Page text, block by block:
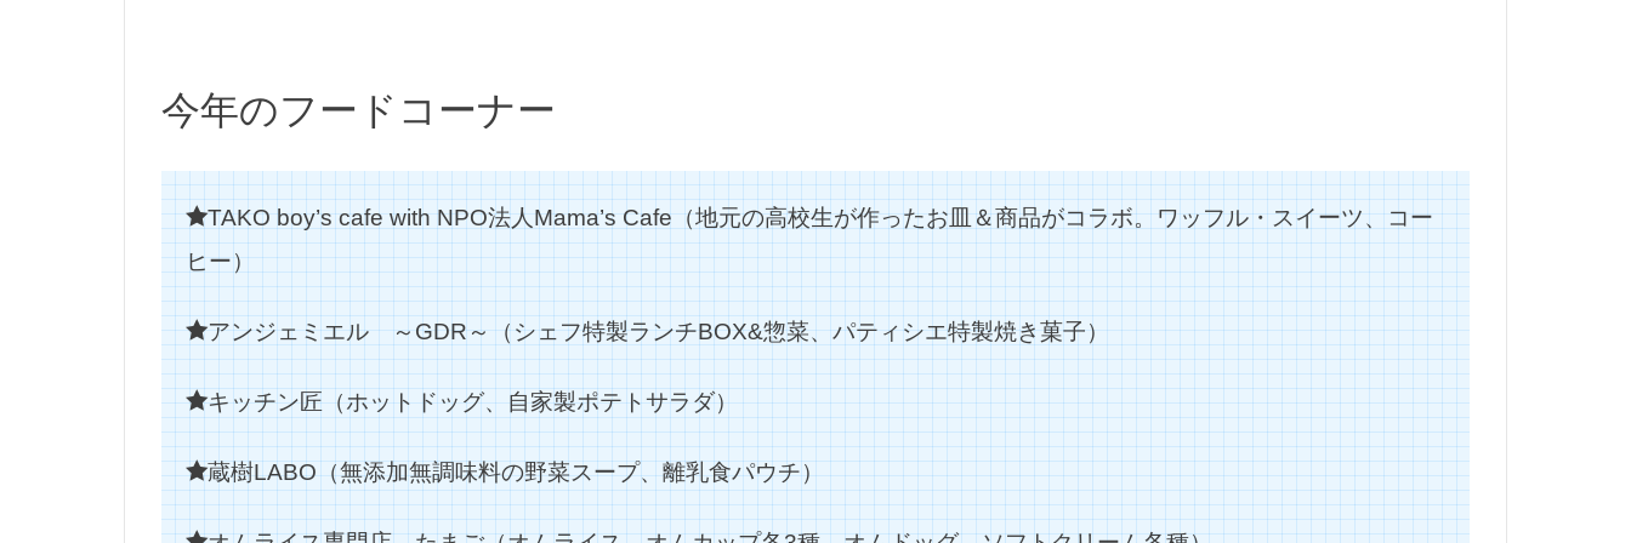
今年のフードコーナー
TAKO boy’s cafe with NPO法人Mama’s Cafe（地元の高校生が作ったお皿＆商品がコラボ。ワッフル・スイーツ、コー
ヒー）
アンジェミエル ～GDR～（シェフ特製ランチBOX&惣菜、パティシエ特製焼き菓子）
キッチン匠（ホットドッグ、自家製ポテトサラダ）
蔵樹LABO（無添加無調味料の野菜スープ、離乳食パウチ）